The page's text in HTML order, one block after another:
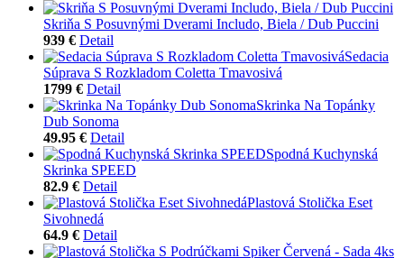
Skriňa S Posuvnými Dverami Includo, Biela / Dub Puccini
939 € Detail
Sedacia
Súprava S Rozkladom Coletta Tmavosivá
1799 € Detail
Skrinka Na Topánky
Dub Sonoma
49.95 € Detail
Spodná Kuchynská
Skrinka SPEED
82.9 € Detail
Plastová Stolička Eset
Sivohnedá
64.9 € Detail